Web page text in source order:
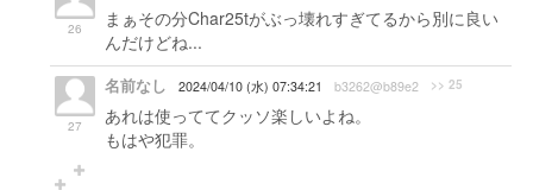
26
まぁその分Char25tがぶっ壊れすぎてるから別に良い
んだけどね...
27
名前なし 2024/04/10 (水) 07:34:21 b3262@b89e2 >> 25
あれは使っててクッソ楽しいよね。
もはや犯罪。